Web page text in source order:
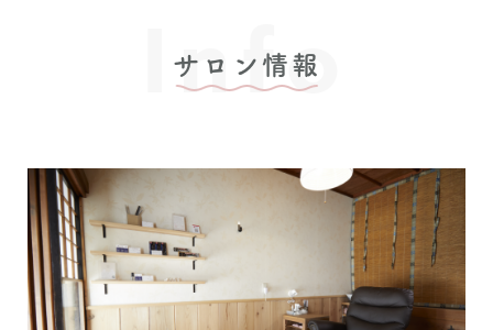
サロン情報
Info